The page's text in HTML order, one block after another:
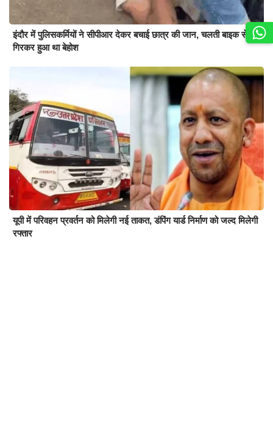
इंदौर में पुलिसकर्मियों ने सीपीआर देकर बचाई छात्र की जान, चलती बाइक से
गिरकर हुआ था बेहोश
यूपी में परिवहन प्रवर्तन को मिलेगी नई ताकत, डंपिंग यार्ड निर्माण को जल्द मिलेगी
रफ्तार